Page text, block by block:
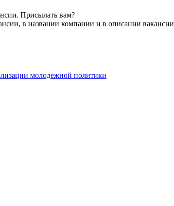
Присылать вам?
в названии компании и в описании вакансии
молодежной политики